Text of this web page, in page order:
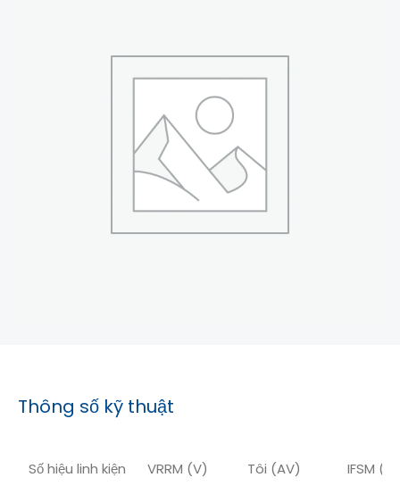
Thông số kỹ thuật
Số hiệu linh kiện VRRM (V) Tôi (AV) IFSM (A)